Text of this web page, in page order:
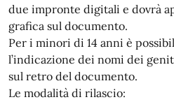
due impronte digitali e dovrà
grafica sul documento.
Per i minori di 14 anni è
l’indicazione dei nomi dei
sul retro del documento.
Le modalità di rilascio: